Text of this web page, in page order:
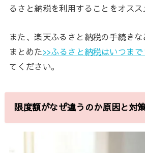
るさと納税を利用することをオスス
また、楽天ふるさと納税の手続き
まとめた>>ふるさと納税はいつまで
てください。
限度額がなぜ違うのか原因と対